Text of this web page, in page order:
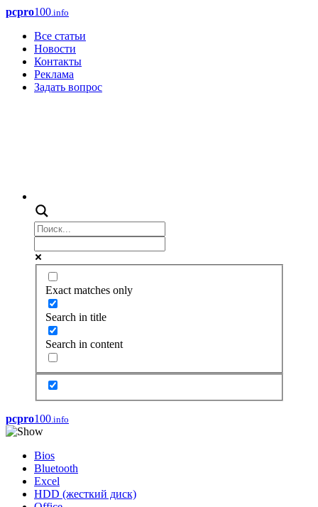
pcpro100.info
Все статьи
Новости
Контакты
Реклама
Задать вопрос
Exact matches only
Search in title
Search in content
pcpro100.info
Bios
Bluetooth
Excel
HDD (жесткий диск)